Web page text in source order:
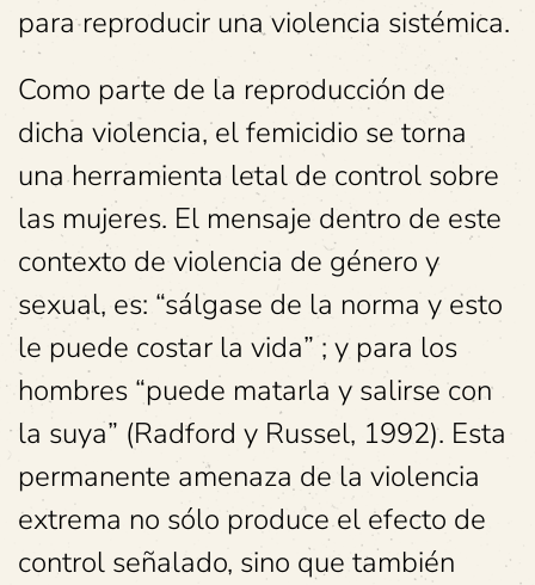
para reproducir una violencia sistémica.
Como parte de la reproducción de
dicha violencia, el femicidio se torna
una herramienta letal de control sobre
las mujeres. El mensaje dentro de este
contexto de violencia de género y
sexual, es: “sálgase de la norma y esto
le puede costar la vida” ; y para los
hombres “puede matarla y salirse con
la suya” (Radford y Russel, 1992). Esta
permanente amenaza de la violencia
extrema no sólo produce el efecto de
control señalado, sino que también